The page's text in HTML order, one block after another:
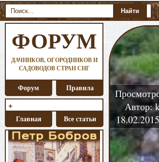
ФОРУМ
ДАЧНИКОВ, ОГОРОДНИКОВ И
САДОВОДОВ СТРАН СНГ
Форум Правила
+
Главная Все статьи
Автор: